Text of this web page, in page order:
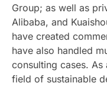
Group; as well as
Alibaba, and
have created
have also handled
consulting cases.
field of sustainable